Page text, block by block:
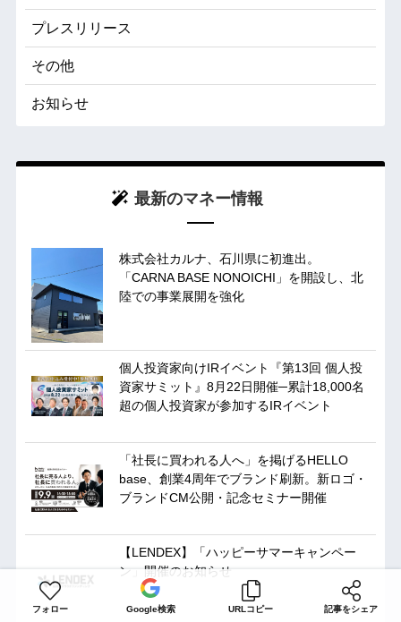
プレスリリース
その他
お知らせ
最新のマネー情報
株式会社カルナ、石川県に初進出。
「CARNA BASE NONOICHI」を開設し、北
陸での事業展開を強化
個人投資家向けIRイベント『第13回 個人投
資家サミット』8月22日開催─累計18,000名
超の個人投資家が参加するIRイベント
「社長に買われる人へ」を掲げるHELLO
base、創業4周年でブランド刷新。新ロゴ・
ブランドCM公開・記念セミナー開催
【LENDEX】「ハッピーサマーキャンペー
ン」開催のお知らせ
フォロー Google検索 URLコピー 記事をシェア